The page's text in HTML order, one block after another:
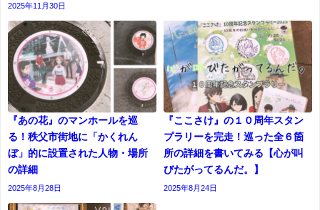
2025年11月30日
『あの花』のマンホールを巡
る！秩父市街地に「かくれん
ぼ」的に設置された人物・場所
の詳細
2025年8月28日
『ここさけ』の１０周年スタン
プラリーを完走！巡った全６箇
所の詳細を書いてみる【心が叫
びたがってるんだ。】
2025年8月24日